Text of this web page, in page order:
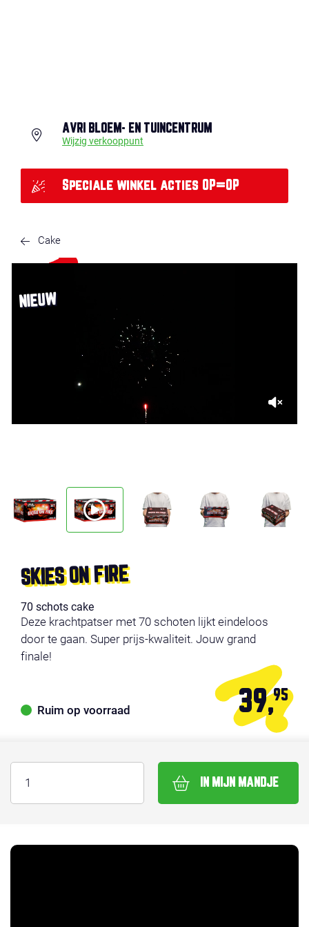
AVRI BLOEM- EN TUINCENTRUM
Wijzig verkooppunt
Speciale winkel acties OP=OP
Cake
NIEUW
SKIES ON FIRE
70 schots cake
Deze krachtpatser met 70 schoten lijkt eindeloos
door te gaan. Super prijs-kwaliteit. Jouw grand
finale!
Ruim op voorraad 39,95
IN MIJN MANDJE